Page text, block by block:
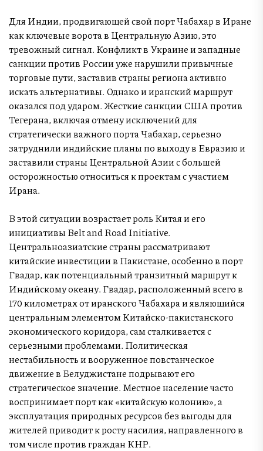
Для Индии, продвигающей свой порт Чабахар в Иране
как ключевые ворота в Центральную Азию, это
тревожный сигнал. Конфликт в Украине и западные
санкции против России уже нарушили привычные
торговые пути, заставив страны региона активно
искать альтернативы. Однако и иранский маршрут
оказался под ударом. Жесткие санкции США против
Тегерана, включая отмену исключений для
стратегически важного порта Чабахар, серьезно
затруднили индийские планы по выходу в Евразию и
заставили страны Центральной Азии с большей
осторожностью относиться к проектам с участием
Ирана.
В этой ситуации возрастает роль Китая и его
инициативы Belt and Road Initiative.
Центральноазиатские страны рассматривают
китайские инвестиции в Пакистане, особенно в порт
Гвадар, как потенциальный транзитный маршрут к
Индийскому океану. Гвадар, расположенный всего в
170 километрах от иранского Чабахара и являющийся
центральным элементом Китайско-пакистанского
экономического коридора, сам сталкивается с
серьезными проблемами. Политическая
нестабильность и вооруженное повстанческое
движение в Белуджистане подрывают его
стратегическое значение. Местное население часто
воспринимает порт как «китайскую колонию», а
эксплуатация природных ресурсов без выгоды для
жителей приводит к росту насилия, направленного в
том числе против граждан КНР.